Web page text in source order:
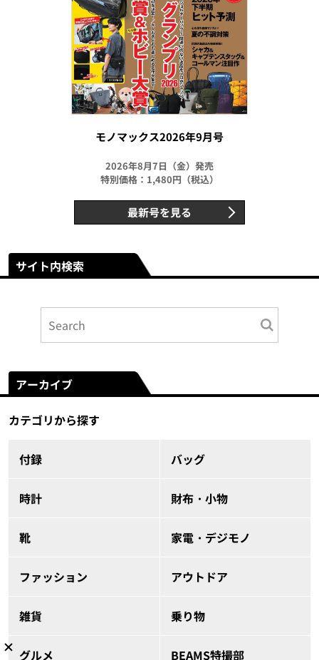
モノマックス2026年9月号
2026年8月7日（金）発売
特別価格：1,480円（税込）
最新号を見る
サイト内検索
アーカイブ
カテゴリから探す
付録 バッグ
時計 財布・小物
靴 家電・デジモノ
ファッション アウトドア
雑貨 乗り物
グルメ BEAMS特撮部